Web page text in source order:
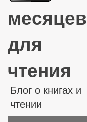
месяцев
для
чтения
Блог о книгах и
чтении